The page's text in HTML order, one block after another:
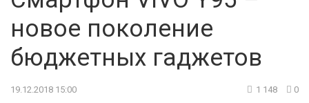
новое поколение
бюджетных гаджетов
19.12.2018 15:00 1 148 0